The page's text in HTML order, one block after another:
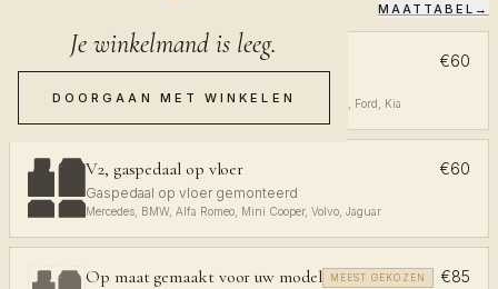
Je winkelmand is leeg.
DOORGAAN MET WINKELEN
MAATTABEL →
V1, gaspedaal aan plafond €60
Volkswagen, Audi, Toyota, Opel, Peugeot, Renault, Ford, Kia
V2, gaspedaal op vloer €60
Gaspedaal op vloer gemonteerd
Mercedes, BMW, Alfa Romeo, Mini Cooper, Volvo, Jaguar
Op maat gemaakt voor uw model MEEST GEKOZEN €85